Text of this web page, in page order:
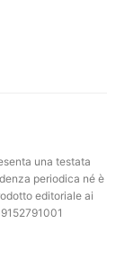
una testata
periodica né è
editoriale ai